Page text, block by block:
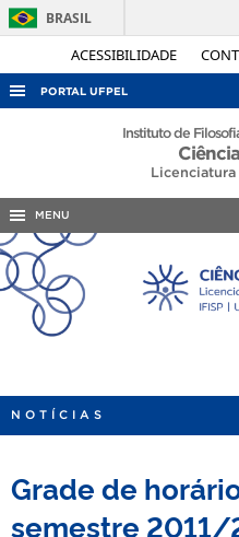
ACESSIBILIDADE
BRASIL
PORTAL UFPEL
ACESSO À INFORMAÇÃO
CONCURSOS
EDITAIS
INTERNACIONAL
Instituto de
MENU
NOTÍCIAS
Grade de
semestre 2011/